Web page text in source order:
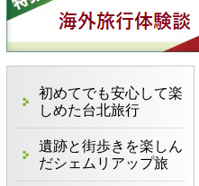
初めてでも安心して楽
しめた台北旅行
遺跡と街歩きを楽しん
だシェムリアップ旅